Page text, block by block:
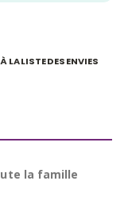
LA LISTE DES ENVIES
la famille